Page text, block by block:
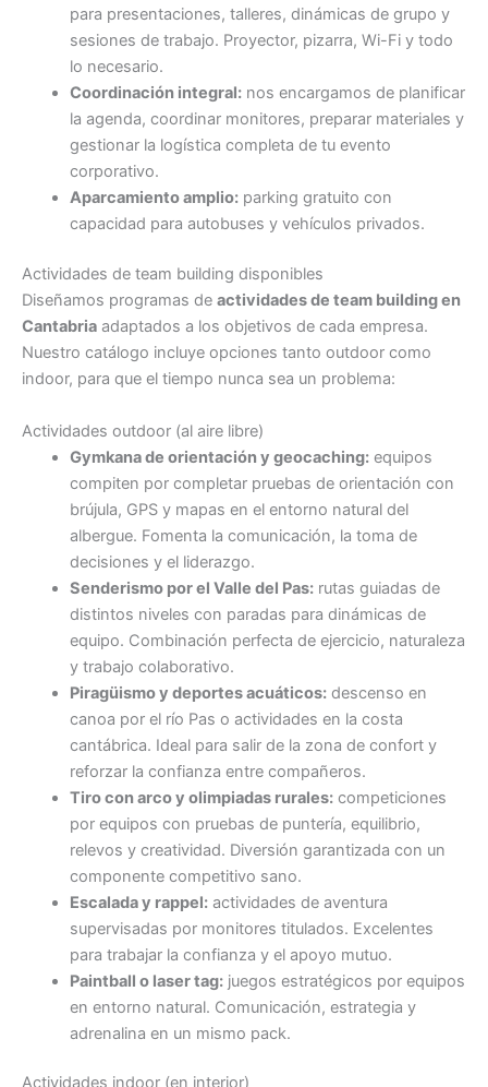
para presentaciones, talleres, dinámicas de grupo y
sesiones de trabajo. Proyector, pizarra, Wi-Fi y todo
lo necesario.
Coordinación integral:nos encargamos de planificar
la agenda, coordinar monitores, preparar materiales y
gestionar la logística completa de tu evento
corporativo.
Aparcamiento amplio:parking gratuito con
capacidad para autobuses y vehículos privados.
Actividades de team building disponibles
Diseñamos programas de actividades de team building en
Cantabria adaptados a los objetivos de cada empresa.
Nuestro catálogo incluye opciones tanto outdoor como
indoor, para que el tiempo nunca sea un problema:
Actividades outdoor (al aire libre)
Gymkana de orientación y geocaching:equipos
compiten por completar pruebas de orientación con
brújula, GPS y mapas en el entorno natural del
albergue. Fomenta la comunicación, la toma de
decisiones y el liderazgo.
Senderismo por el Valle del Pas:rutas guiadas de
distintos niveles con paradas para dinámicas de
equipo. Combinación perfecta de ejercicio, naturaleza
y trabajo colaborativo.
Piragüismo y deportes acuáticos:descenso en
canoa por el río Pas o actividades en la costa
cantábrica. Ideal para salir de la zona de confort y
reforzar la confianza entre compañeros.
Tiro con arco y olimpiadas rurales:competiciones
por equipos con pruebas de puntería, equilibrio,
relevos y creatividad. Diversión garantizada con un
componente competitivo sano.
Escalada y rappel:actividades de aventura
supervisadas por monitores titulados. Excelentes
para trabajar la confianza y el apoyo mutuo.
Paintball o laser tag:juegos estratégicos por equipos
en entorno natural. Comunicación, estrategia y
adrenalina en un mismo pack.